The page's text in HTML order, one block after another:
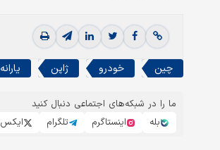
چین خودرو ژاپن یارانه
ما را در شبکه‌های اجتماعی دنبال کنید
بله
اینستاگرم تلگرام ایکس